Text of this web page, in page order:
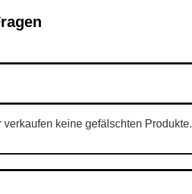
keine gefälschten Produkte.